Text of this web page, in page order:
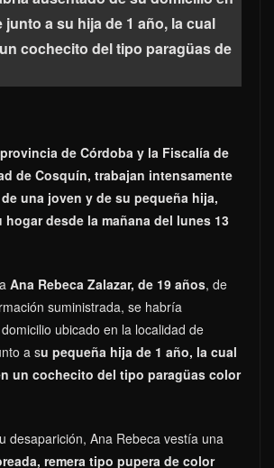
junto a su hija de 1 año, la cual
cochecito del tipo paragüas de
de Córdoba y la Fiscalía de
de Cosquín, trabajan intensamente
una joven y de su pequeña hija,
desde la mañana del lunes 13
Ana Rebeca Zalazar, de 19 años, de
suministrada, se habría
ubicado en la localidad de
a su pequeña hija de 1 año, la cual
un cochecito del tipo paragüas color
desaparición, Ana Rebeca vestía una
remera tipo pupera de color